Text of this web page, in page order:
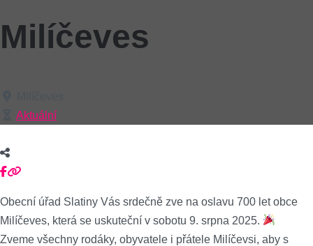
Milíčeves
Aktuální
Obecní úřad Slatiny Vás srdečně zve na oslavu 700 let obce
Milíčeves, která se uskuteční v sobotu 9. srpna 2025.
Zveme všechny rodáky, obyvatele i přátele Milíčevsi, aby s